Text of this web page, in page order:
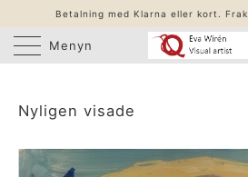
Betalning med Klarna eller kort.
Menyn
Nyligen visade